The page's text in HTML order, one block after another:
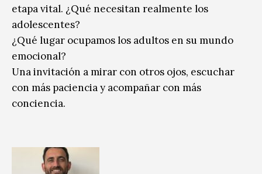
etapa vital. ¿Qué necesitan realmente los
adolescentes?
¿Qué lugar ocupamos los adultos en su mundo
emocional?
Una invitación a mirar con otros ojos, escuchar
con más paciencia y acompañar con más
conciencia.